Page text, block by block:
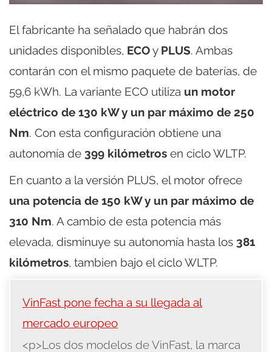
El fabricante ha señalado que habrán dos
unidades disponibles, ECOy PLUS. Ambas
contarán con el mismo paquete de baterías, de
59,6 kWh. La variante ECO utiliza un motor
eléctrico de 130 kW y un par máximo de 250
Nm. Con esta configuración obtiene una
autonomía de 399 kilómetros en ciclo WLTP.
En cuanto a la versión PLUS, el motor ofrece
una potencia de 150 kW y un par máximo de
310 Nm. A cambio de esta potencia más
elevada, disminuye su autonomía hasta los 381
kilómetros, tambien bajo el ciclo WLTP.
VinFast pone fecha a su llegada al
mercado europeo
<p>Los dos modelos de VinFast, la marca